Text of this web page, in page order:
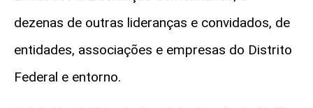
dezenas de outras lideranças e convidados, de
entidades, associações e empresas do Distrito
Federal e entorno.